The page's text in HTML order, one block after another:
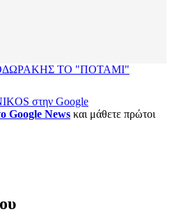
ΤΟ "ΠΟΤΑΜΙ"
στην Google
Google News και μάθετε πρώτοι